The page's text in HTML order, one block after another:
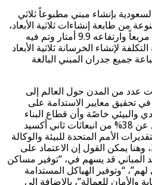
بإنشاء مبني مطبوعاً ثلاثي
من طابعة إنشاءات ثلاثية الأبعاد،
وبلغت مساحته نحو 345 متراً مربعاً وارتفاعه 9.9 أمتار وتم فيه
لإنشاء الخرسانة ثلاثية الأبعاد
جميع جدران المبني البالغة
من المدن حول العالم إلى
في تحقيق معايير الاستدامة على
والبيئي خاصًة وأن قطاع البناء
والتشييد هو القطاع المسؤول عن 38% من انبعاثات ثاني أكسيد
الأمم المتحدة للبيئة والوكالة
الدولية للطاقة في عام 2020، وهنا يمكن القول إن الاعتماد على
المباني قد يسهم في، “توفير مساكن
“وتوفير الهياكل المستدامة
والأمان للعمالة”، بالإضافة إلى